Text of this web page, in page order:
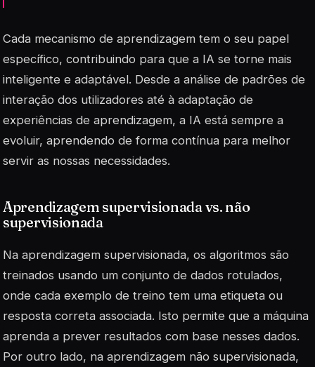
Cada mecanismo de aprendizagem tem o seu papel
específico, contribuindo para que a IA se torne mais
inteligente e adaptável. Desde a análise de padrões de
interação dos utilizadores até à adaptação de
experiências de aprendizagem, a IA está sempre a
evoluir, aprendendo de forma contínua para melhor
servir as nossas necessidades.
Aprendizagem supervisionada vs. não
supervisionada
Na aprendizagem supervisionada, os algoritmos são
treinados usando um conjunto de dados rotulados,
onde cada exemplo de treino tem uma etiqueta ou
resposta correta associada. Isto permite que a máquina
aprenda a prever resultados com base nesses dados.
Por outro lado, na aprendizagem não supervisionada,